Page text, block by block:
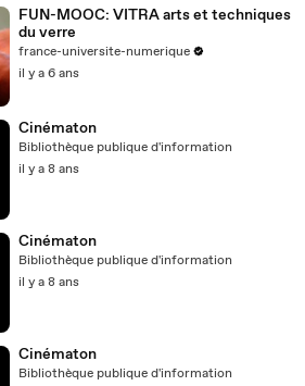
FUN-MOOC: VITRA arts et techniques
du verre
france-universite-numerique
il y a 6 ans
Cinématon
Bibliothèque publique d'information
il y a 8 ans
Cinématon
Bibliothèque publique d'information
il y a 8 ans
Cinématon
Bibliothèque publique d'information